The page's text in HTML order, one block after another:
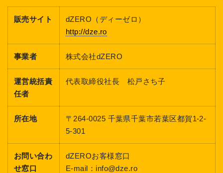
販売サイト
dZERO（ディーゼロ）
http://dze.ro
事業者 株式会社dZERO
運営統括責
任者
代表取締役社長 松戸さち子
所在地
〒264-0025 千葉県千葉市若葉区都賀1-2-
5-301
お問い合わ
せ窓口
dZEROお客様窓口
E-mail：info@dze.ro